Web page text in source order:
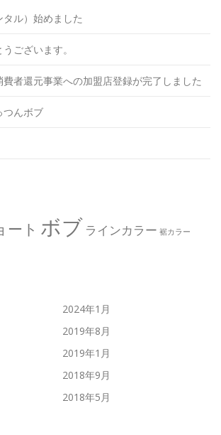
ル）始めました
ございます。
者還元事業への加盟店登録が完了しました
んボブ
ート ボブ ラインカラー 裾カラー
2024年1月
2019年8月
2019年1月
2018年9月
2018年5月